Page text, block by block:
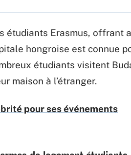
étudiants Erasmus, offrant
hongroise est connue
étudiants visitent
maison à l’étranger.
pour ses événements